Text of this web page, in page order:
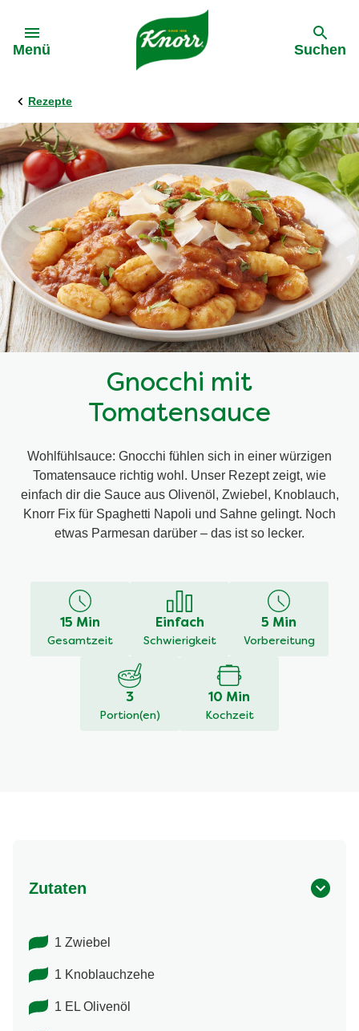
Menü Suchen
Rezepte
Gnocchi mit
Tomatensauce
Wohlfühlsauce: Gnocchi fühlen sich in einer würzigen
Tomatensauce richtig wohl. Unser Rezept zeigt, wie
einfach dir die Sauce aus Olivenöl, Zwiebel, Knoblauch,
Knorr Fix für Spaghetti Napoli und Sahne gelingt. Noch
etwas Parmesan darüber – das ist so lecker.
15 Min
Gesamtzeit
Einfach
Schwierigkeit
5 Min
Vorbereitung
3
Portion(en)
10 Min
Kochzeit
Zutaten
1 Zwiebel
1 Knoblauchzehe
1 EL Olivenöl